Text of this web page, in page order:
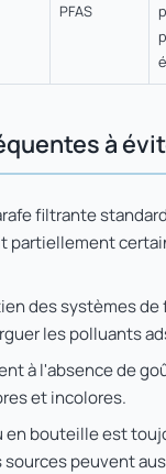
PFAS
à
filtrante
partiellement
des systèmes
les polluants
à l'absence de
et incolores.
en bouteille est
sources peuvent